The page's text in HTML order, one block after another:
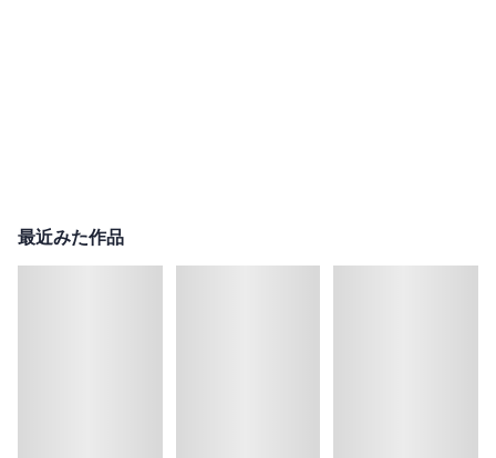
最近みた作品